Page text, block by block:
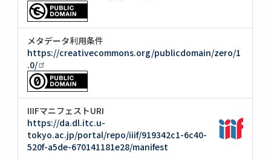
メタデータ利用条件
https://creativecommons.org/publicdomain/zero/1
.0/
IIIFマニフェストURI
https://da.dl.itc.u-
tokyo.ac.jp/portal/repo/iiif/919342c1-6c40-
520f-a5de-670141181e28/manifest